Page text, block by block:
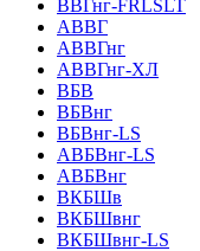
ВВГнг-FRLSLT
АВВГ
АВВГнг
АВВГнг-ХЛ
ВБВ
ВБВнг
ВБВнг-LS
АВБВнг-LS
АВБВнг
ВКБШв
ВКБШвнг
ВКБШвнг-LS